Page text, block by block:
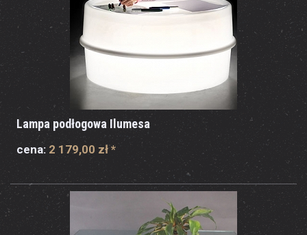
Lampa podłogowa Ilumesa
cena: 2 179,00 zł*